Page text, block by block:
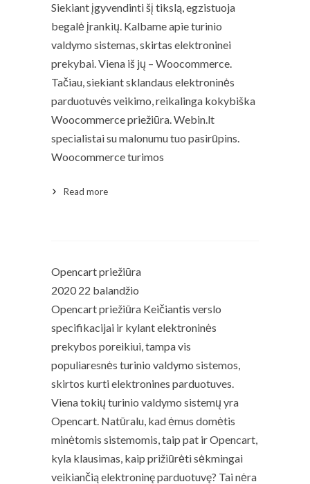
Siekiant įgyvendinti šį tikslą, egzistuoja
begalė įrankių. Kalbame apie turinio
valdymo sistemas, skirtas elektroninei
prekybai. Viena iš jų – Woocommerce.
Tačiau, siekiant sklandaus elektroninės
parduotuvės veikimo, reikalinga kokybiška
Woocommerce priežiūra. Webin.lt
specialistai su malonumu tuo pasirūpins.
Woocommerce turimos
Read more
Opencart priežiūra
2020 22 balandžio
Opencart priežiūra Keičiantis verslo
specifikacijai ir kylant elektroninės
prekybos poreikiui, tampa vis
populiaresnės turinio valdymo sistemos,
skirtos kurti elektronines parduotuves.
Viena tokių turinio valdymo sistemų yra
Opencart. Natūralu, kad ėmus domėtis
minėtomis sistemomis, taip pat ir Opencart,
kyla klausimas, kaip prižiūrėti sėkmingai
veikiančią elektroninę parduotuvę? Tai nėra